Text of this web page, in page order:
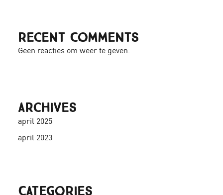
Recent Comments
Geen reacties om weer te geven.
Archives
april 2025
april 2023
Categories